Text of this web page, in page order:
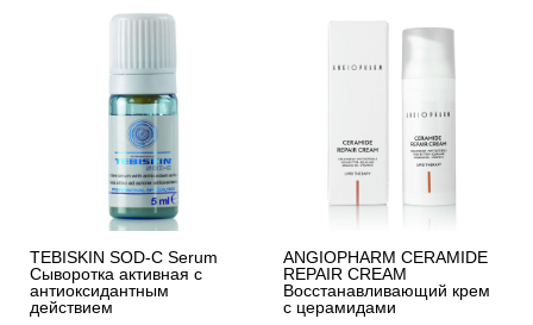
TEBISKIN SOD-C Serum
Сыворотка активная с
антиоксидантным
действием
ANGIOPHARM CERAMIDE
REPAIR CREAM
Восстанавливающий крем
с церамидами